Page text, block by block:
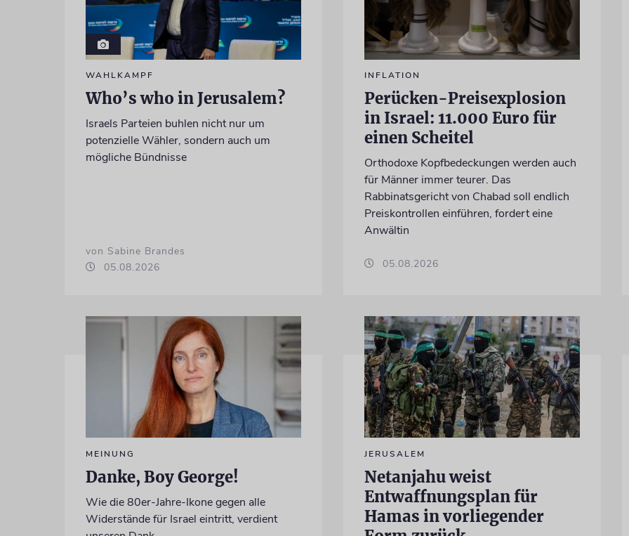
WAHLKAMPF
Who’s who in Jerusalem?
Israels Parteien buhlen nicht nur um
potenzielle Wähler, sondern auch um
mögliche Bündnisse
von Sabine Brandes
05.08.2026
INFLATION
Perücken-Preisexplosion
in Israel: 11.000 Euro für
einen Scheitel
Orthodoxe Kopfbedeckungen werden auch
für Männer immer teurer. Das
Rabbinatsgericht von Chabad soll endlich
Preiskontrollen einführen, fordert eine
Anwältin
05.08.2026
MEINUNG
Danke, Boy George!
Wie die 80er-Jahre-Ikone gegen alle
Widerstände für Israel eintritt, verdient
JERUSALEM
Netanjahu weist
Entwaffnungsplan für
Hamas in vorliegender